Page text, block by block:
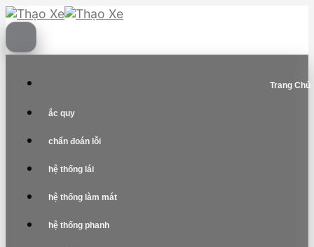
Skip
to
content
Trang Chủ
ắc quy
chẩn đoán lỗi
hệ thống lái
hệ thống làm mát
hệ thống phanh